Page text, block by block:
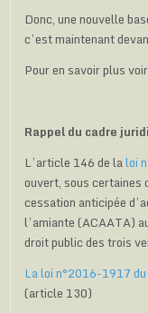
Donc, une nouvelle
c’est maintenant
Pour en savoir plus
Rappel du cadre
L’article 146 de laloi
ouvert, sous certaines
cessation anticipée
l’amiante (ACAATA)
droit public des trois
La loi n°2016-1917
(article 130)